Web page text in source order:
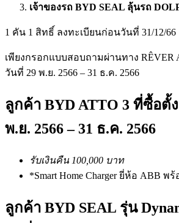
เจ้าของรถ BYD SEAL ลุ้นรถ
1 คัน 1 สิทธิ์ ลงทะเบียนก่อนวันที่ 31/12/66
เพียงกรอกแบบสอบถามผ่านทาง RÊVER
วันที่ 29 พ.ย. 2566 – 31 ธ.ค. 2566
ลูกค้า BYD ATTO 3 ​ที่ซื้อตั้
พ.ย. 2566 – 31 ธ.ค. 2566
รับเงินคืน 100,000 บาท
*Smart Home Charger ยี่ห้อ ABB พ
ลูกค้า BYD SEAL รุ่น